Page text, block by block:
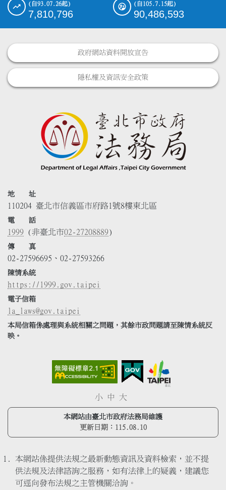
(自93.07.26起)
7,810,796
(自105.7.15起)
90,486,593
政府網站資料開放宣告
隱私權及資訊安全政策
地 址
110204 臺北市信義區市府路1號8樓東北區
電 話
1999 (非臺北市02-27208889)
傳 真
02-27596695、02-27593266
陳情系統
https://1999.gov.taipei
電子信箱
la_laws@gov.taipei
本局信箱係處理與系統相關之問題，其餘市政問題請至陳情系統反
映。
小 中 大
本網站由臺北市政府法務局維護
更新日期： 115.08.10
本網站係提供法規之最新動態資訊及資料檢索，並不提
供法規及法律諮詢之服務，如有法律上的疑義，建議您
可逕向發布法規之主管機關洽詢。